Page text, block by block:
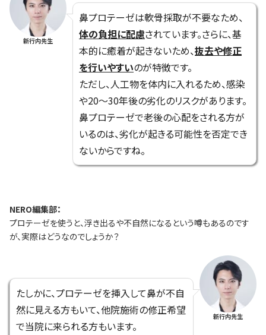
新行内先生
鼻プロテーゼは軟骨採取が不要なため、
体の負担に配慮されています。さらに、基
本的に癒着が起きないため、抜去や修正
を行いやすいのが特徴です。
ただし、人工物を体内に入れるため、感染
や20～30年後の劣化のリスクがあります。
鼻プロテーゼで老後の心配をされる方が
いるのは、劣化が起きる可能性を否定でき
ないからですね。
NERO編集部：
プロテーゼを使うと、浮き出るや不自然になるという噂もあるのです
が、実際はどうなのでしょうか？
たしかに、プロテーゼを挿入して鼻が不自
然に見える方もいて、他院施術の修正希望
で当院に来られる方もいます。
新行内先生